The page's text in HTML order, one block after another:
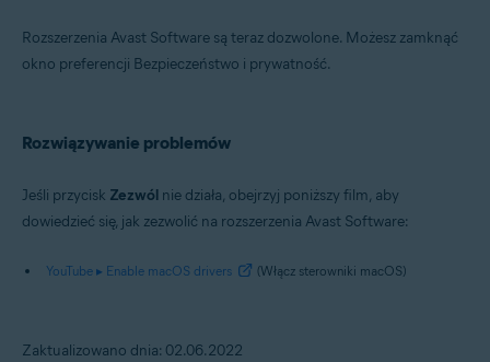
Rozszerzenia Avast Software są teraz dozwolone. Możesz zamknąć
okno preferencji Bezpieczeństwo i prywatność.
Rozwiązywanie problemów
Jeśli przycisk Zezwól nie działa, obejrzyj poniższy film, aby
dowiedzieć się, jak zezwolić na rozszerzenia Avast Software:
YouTube ▸ Enable macOS drivers (Włącz sterowniki macOS)
Zaktualizowano dnia: 02.06.2022